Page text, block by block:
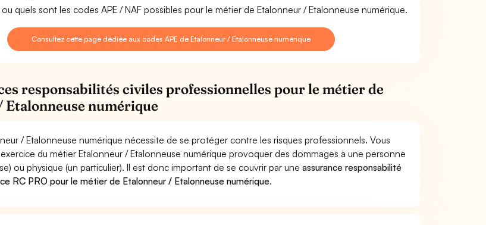
quels sont les codes APE / NAF possibles pour le métier de Etalonneur / Etalonneuse numérique.
Consultez cette page dédiée aux codes APE de Etalonneur / Etalonneuse numérique
responsabilités civiles professionnelles pour le métier de
numérique
/ Etalonneuse numérique nécessite de se protéger contre les risques professionnels. Vous
du métier Etalonneur / Etalonneuse numérique provoquer des dommages à une personne
ou physique (un particulier). Il est donc important de se couvrir par uneassurance responsabilité
RC PRO pour le métier de Etalonneur / Etalonneuse numérique.